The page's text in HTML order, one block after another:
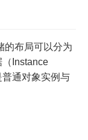
的布局可以分为
Instance
通对象实例与